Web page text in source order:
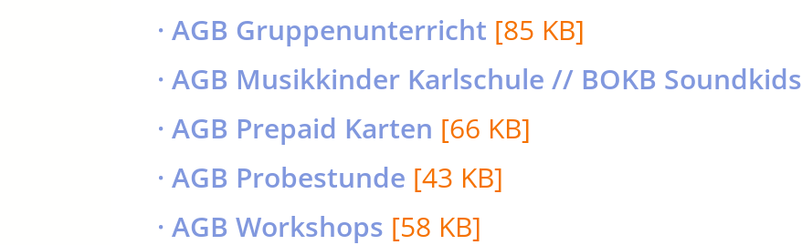
· AGB Gruppenunterricht [85 KB]
· AGB Musikkinder Karlschule // BOKB Soundkids
· AGB Prepaid Karten [66 KB]
· AGB Probestunde [43 KB]
· AGB Workshops [58 KB]